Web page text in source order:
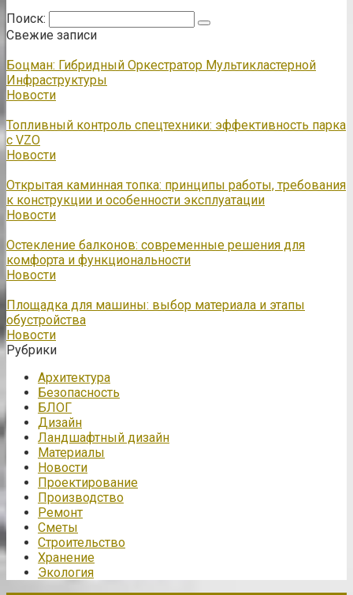
Поиск:
Свежие записи
Боцман: Гибридный Оркестратор Мультикластерной
Инфраструктуры
Новости
Топливный контроль спецтехники: эффективность парка
с VZO
Новости
Открытая каминная топка: принципы работы, требования
к конструкции и особенности эксплуатации
Новости
Остекление балконов: современные решения для
комфорта и функциональности
Новости
Площадка для машины: выбор материала и этапы
обустройства
Новости
Рубрики
Архитектура
Безопасность
БЛОГ
Дизайн
Ландшафтный дизайн
Материалы
Новости
Проектирование
Производство
Ремонт
Сметы
Строительство
Хранение
Экология